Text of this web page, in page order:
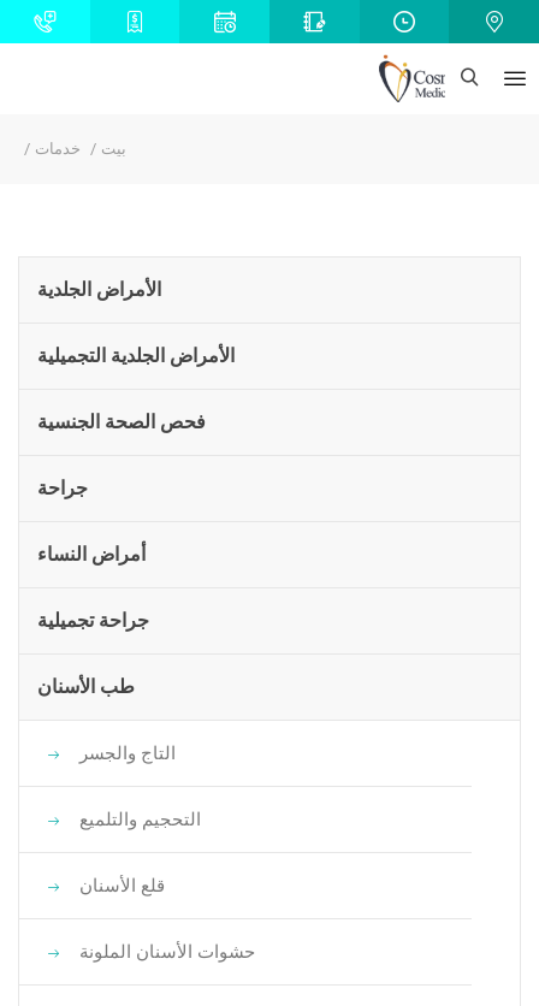
بيت خدمات
الأمراض الجلدية
الأمراض الجلدية التجميلية
فحص الصحة الجنسية
جراحة
أمراض النساء
جراحة تجميلية
طب الأسنان
التاج والجسر
التحجيم والتلميع
قلع الأسنان
حشوات الأسنان الملونة